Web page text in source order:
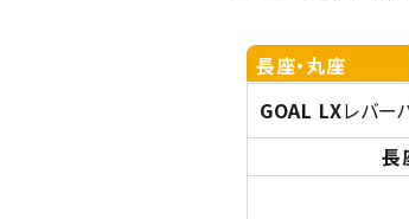
長座・丸座
GOAL LXレバー
長